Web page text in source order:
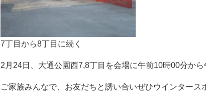
7丁目から8丁目に続く
2月24日、大通公園西7,8丁目を会場に午前10時00分から
ご家族みんなで、お友だちと誘い合いぜひウインタース